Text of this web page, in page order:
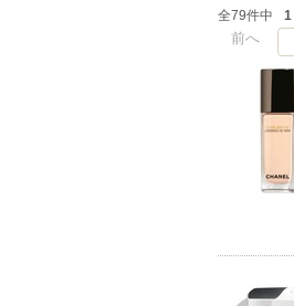
全79件中 1
前へ